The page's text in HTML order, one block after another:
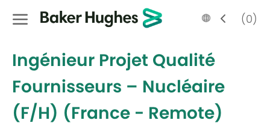
Skip to main content
Language
selected
Spanish(0)
Ingénieur Projet Qualité
Fournisseurs – Nucléaire
(F/H) (France - Remote)